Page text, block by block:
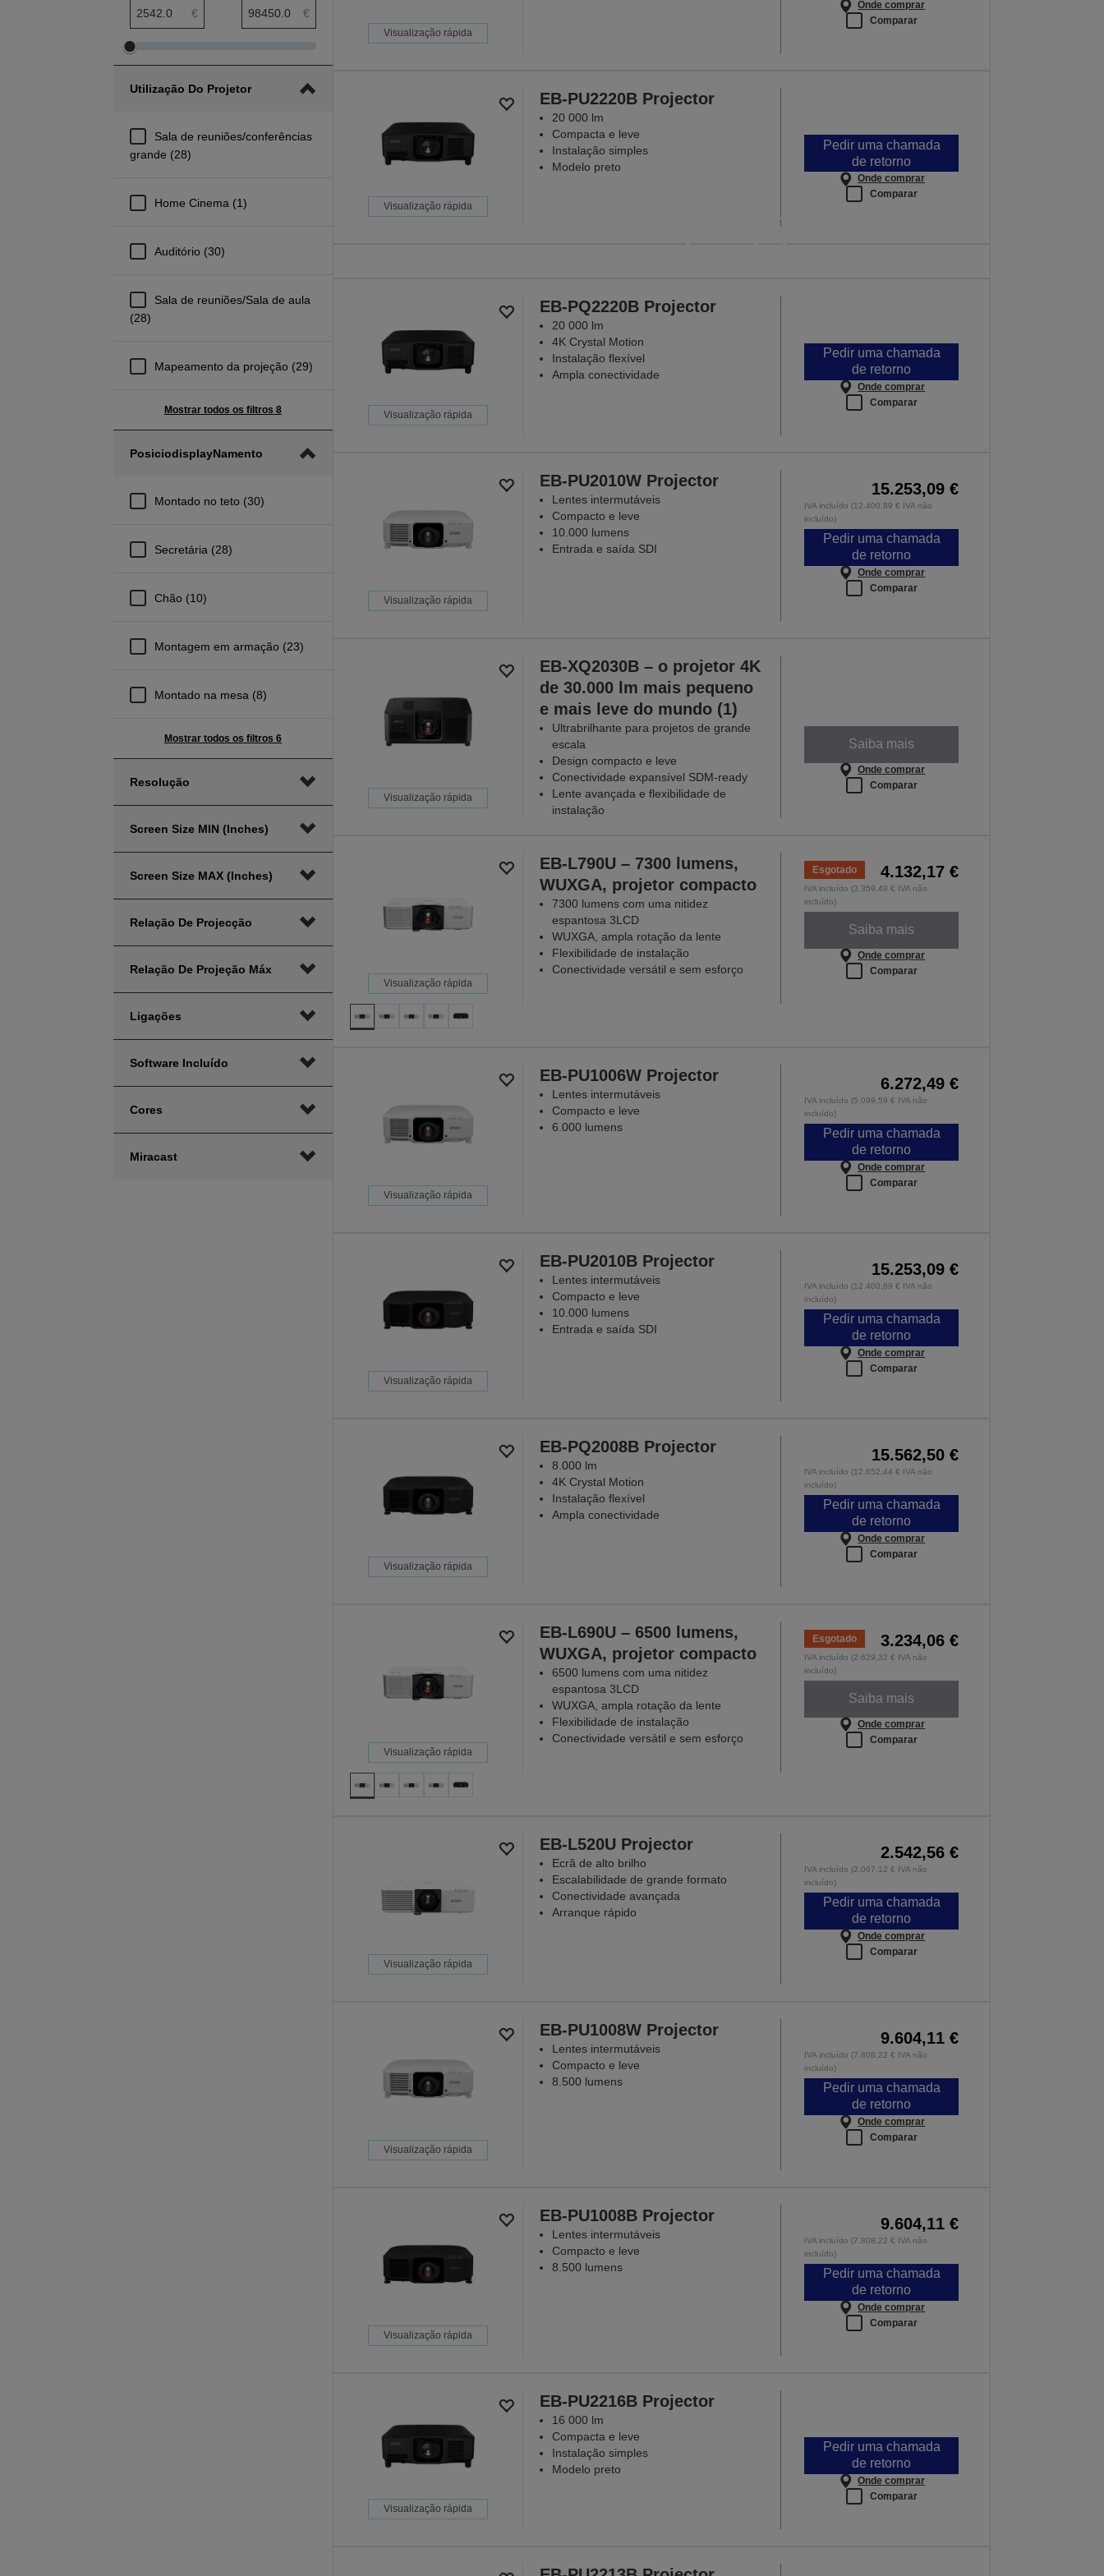
€ €
Ajustar
mínima
Ajustar
máxima
Utilização Do Projetor
Sala de reuniões/conferências
grande (28)
Home Cinema (1)
Auditório (30)
Sala de reuniões/Sala de aula
(28)
Mapeamento da projeção (29)
Mostrar todos os filtros 8
PosiciodisplayNamento
Montado no teto (30)
Secretária (28)
Chão (10)
Montagem em armação (23)
Montado na mesa (8)
Mostrar todos os filtros 6
Resolução
Screen Size MIN (inches)
Screen Size MAX (inches)
Relação De Projecção
Relação De Projeção Máx
Ligações
Software Incluído
Cores
Miracast
Visualização rápida
Onde comprar
Comparar
Visualização rápida
EB-PU2220B Projector
20 000 lm
Compacta e leve
Instalação simples
Modelo preto
Pedir uma chamada
de retorno
Onde comprar
Comparar
Projetores que dão resposta
DESCUBRA MAIS
Visualização rápida
EB-PQ2220B Projector
20 000 lm
4K Crystal Motion
Instalação flexível
Ampla conectividade
Pedir uma chamada
de retorno
Onde comprar
Comparar
Visualização rápida
EB-PU2010W Projector
Lentes intermutáveis
Compacto e leve
10.000 lumens
Entrada e saída SDI
15.253,09 €
IVA incluído (12.400,89 € IVA não
incluído)
Pedir uma chamada
de retorno
Onde comprar
Comparar
Visualização rápida
EB-XQ2030B – o projetor 4K
de 30.000 lm mais pequeno
e mais leve do mundo (1)
Ultrabrilhante para projetos de grande
escala
Design compacto e leve
Conectividade expansível SDM-ready
Lente avançada e flexibilidade de
instalação
Saiba mais
Onde comprar
Comparar
Visualização rápida
EB-L790U – 7300 lumens,
WUXGA, projetor compacto
7300 lumens com uma nitidez
espantosa 3LCD
WUXGA, ampla rotação da lente
Flexibilidade de instalação
Conectividade versátil e sem esforço
Esgotado 4.132,17 €
IVA incluído (3.359,49 € IVA não
incluído)
Saiba mais
Onde comprar
Comparar
Visualização rápida
EB-PU1006W Projector
Lentes intermutáveis
Compacto e leve
6.000 lumens
6.272,49 €
IVA incluído (5.099,59 € IVA não
incluído)
Pedir uma chamada
de retorno
Onde comprar
Comparar
Visualização rápida
EB-PU2010B Projector
Lentes intermutáveis
Compacto e leve
10.000 lumens
Entrada e saída SDI
15.253,09 €
IVA incluído (12.400,89 € IVA não
incluído)
Pedir uma chamada
de retorno
Onde comprar
Comparar
Visualização rápida
EB-PQ2008B Projector
8.000 lm
4K Crystal Motion
Instalação flexível
Ampla conectividade
15.562,50 €
IVA incluído (12.652,44 € IVA não
incluído)
Pedir uma chamada
de retorno
Onde comprar
Comparar
Visualização rápida
EB-L690U – 6500 lumens,
WUXGA, projetor compacto
6500 lumens com uma nitidez
espantosa 3LCD
WUXGA, ampla rotação da lente
Flexibilidade de instalação
Conectividade versátil e sem esforço
Esgotado 3.234,06 €
IVA incluído (2.629,32 € IVA não
incluído)
Saiba mais
Onde comprar
Comparar
Visualização rápida
EB-L520U Projector
Ecrã de alto brilho
Escalabilidade de grande formato
Conectividade avançada
Arranque rápido
2.542,56 €
IVA incluído (2.067,12 € IVA não
incluído)
Pedir uma chamada
de retorno
Onde comprar
Comparar
Visualização rápida
EB-PU1008W Projector
Lentes intermutáveis
Compacto e leve
8.500 lumens
9.604,11 €
IVA incluído (7.808,22 € IVA não
incluído)
Pedir uma chamada
de retorno
Onde comprar
Comparar
Visualização rápida
EB-PU1008B Projector
Lentes intermutáveis
Compacto e leve
8.500 lumens
9.604,11 €
IVA incluído (7.808,22 € IVA não
incluído)
Pedir uma chamada
de retorno
Onde comprar
Comparar
Visualização rápida
EB-PU2216B Projector
16 000 lm
Compacta e leve
Instalação simples
Modelo preto
Pedir uma chamada
de retorno
Onde comprar
Comparar